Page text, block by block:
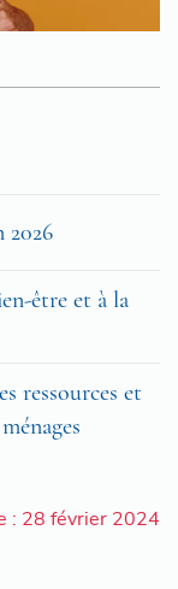
2026
être et à la
ressources et
: 28 février 2024